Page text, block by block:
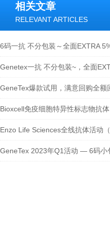
相关文章
RELEVANT ARTICLES
Bioxcell免疫细胞特异性标志物抗体